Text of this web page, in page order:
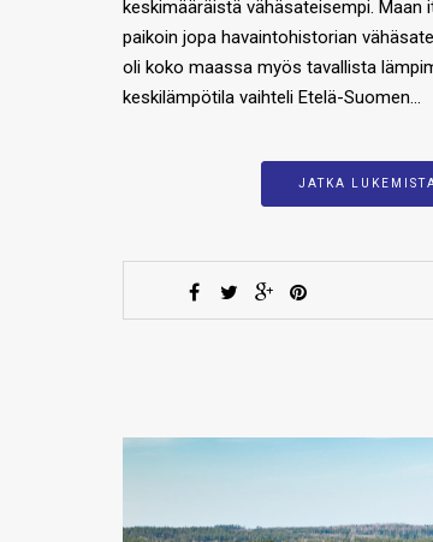
keskimääräistä vähäsateisempi.
paikoin jopa havaintohistorian
oli koko maassa myös tavallista
keskilämpötila vaihteli Etelä-Suomen…
JATKA